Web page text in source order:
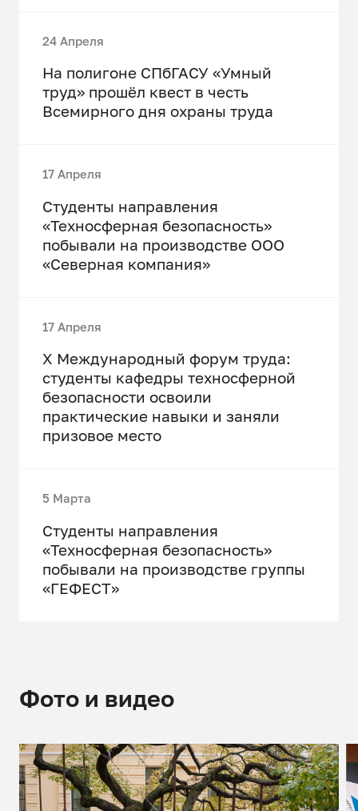
24 Апреля
На полигоне СПбГАСУ «Умный
труд» прошёл квест в честь
Всемирного дня охраны труда
17 Апреля
Студенты направления
«Техносферная безопасность»
побывали на производстве ООО
«Северная компания»
17 Апреля
X Международный форум труда:
студенты кафедры техносферной
безопасности освоили
практические навыки и заняли
призовое место
5 Марта
Студенты направления
«Техносферная безопасность»
побывали на производстве группы
«ГЕФЕСТ»
Фото и видео